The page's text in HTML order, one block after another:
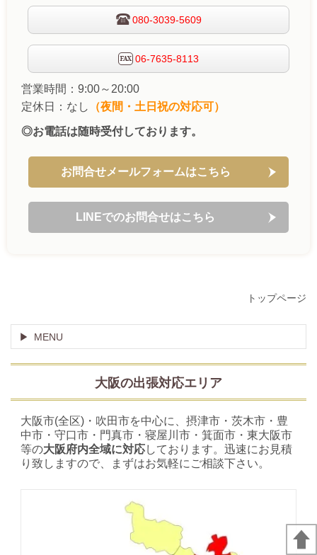
080-3039-5609
06-7635-8113
営業時間：9:00～20:00
定休日：なし
（夜間・土日祝の対応可）
◎お電話は随時受付しております。
お問合せメールフォームはこちら
LINEでのお問合せはこちら
トップページ
MENU
大阪の出張対応エリア
大阪市(全区)・吹田市を中心に、摂津市・茨木市・豊
中市・守口市・門真市・寝屋川市・箕面市・東大阪市
等の大阪府内全域に対応しております。迅速にお見積
り致しますので、まずはお気軽にご相談下さい。